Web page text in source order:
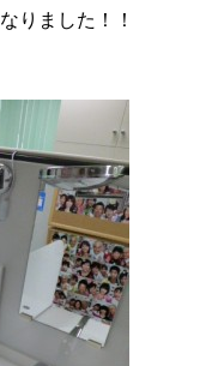
りました！！